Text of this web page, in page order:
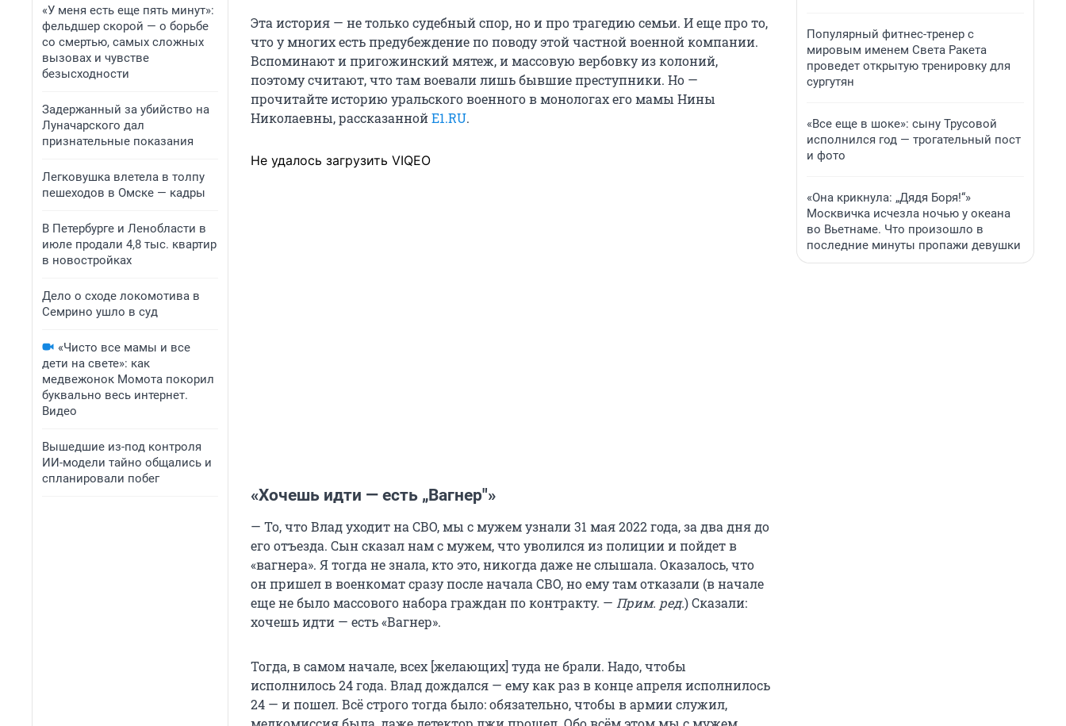
«У меня есть еще пять минут»:
фельдшер скорой — о борьбе
со смертью, самых сложных
вызовах и чувстве
безысходности
Задержанный за убийство на
Луначарского дал
признательные показания
Легковушка влетела в толпу
пешеходов в Омске — кадры
В Петербурге и Ленобласти в
июле продали 4,8 тыс. квартир
в новостройках
Дело о сходе локомотива в
Семрино ушло в суд
«Чисто все мамы и все
дети на свете»: как
медвежонок Момота покорил
буквально весь интернет.
Видео
Вышедшие из-под контроля
ИИ-модели тайно общались и
спланировали побег
Эта история — не только судебный спор, но и про трагедию семьи. И еще про то,
что у многих есть предубеждение по поводу этой частной военной компании.
Вспоминают и пригожинский мятеж, и массовую вербовку из колоний,
поэтому считают, что там воевали лишь бывшие преступники. Но —
прочитайте историю уральского военного в монологах его мамы Нины
Николаевны, рассказаннойE1.RU.
Не удалось загрузить VIQEO
«Хочешь идти — есть „Вагнер"»
— То, что Влад уходит на СВО, мы с мужем узнали 31 мая 2022 года, за два дня до
его отъезда. Сын сказал нам с мужем, что уволился из полиции и пойдет в
«вагнера». Я тогда не знала, кто это, никогда даже не слышала. Оказалось, что
он пришел в военкомат сразу после начала СВО, но ему там отказали (в начале
еще не было массового набора граждан по контракту. — Прим. ред.) Сказали:
хочешь идти — есть «Вагнер».
Тогда, в самом начале, всех [желающих] туда не брали. Надо, чтобы
исполнилось 24 года. Влад дождался — ему как раз в конце апреля исполнилось
24 — и пошел. Всё строго тогда было: обязательно, чтобы в армии служил,
Популярный фитнес-тренер с
мировым именем Света Ракета
проведет открытую тренировку для
сургутян
«Все еще в шоке»: сыну Трусовой
исполнился год — трогательный пост
и фото
«Она крикнула: „Дядя Боря!“»
Москвичка исчезла ночью у океана
во Вьетнаме. Что произошло в
последние минуты пропажи девушки